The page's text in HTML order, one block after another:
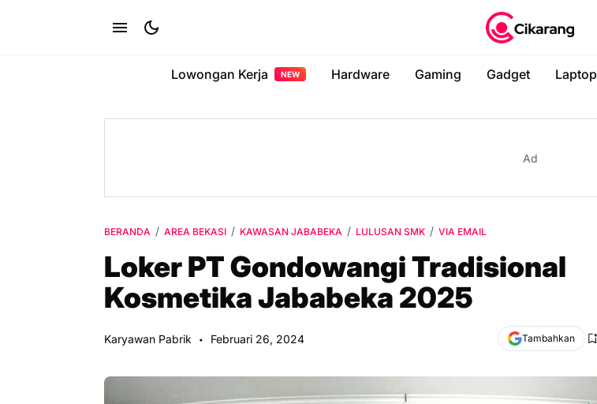
Lowongan Kerja NEW Hardware Gaming Gadget Laptop
Ad
BERANDA AREA BEKASI KAWASAN JABABEKA LULUSAN SMK VIA EMAIL
Loker PT Gondowangi Trаdіѕіоnаl
Kosmetika Jababeka 2025
Karyawan Pabrik Februari 26, 2024 Tambahkan